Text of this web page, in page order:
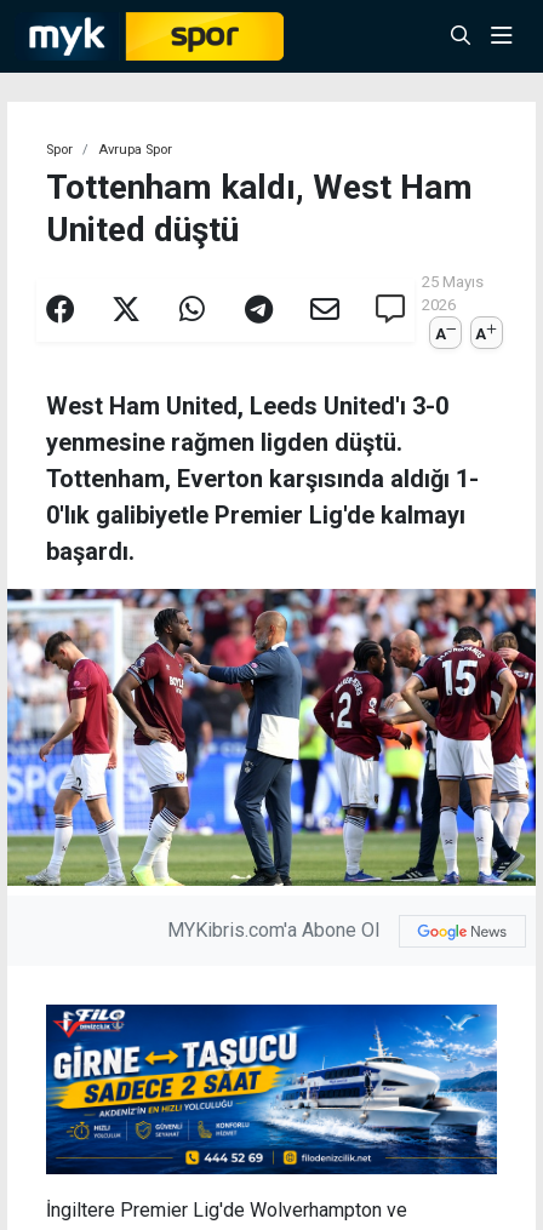
Spor Avrupa Spor
Tottenham kaldı, West Ham
United düştü
25 Mayıs
2026
A
A
West Ham United, Leeds United'ı 3-0
yenmesine rağmen ligden düştü.
Tottenham, Everton karşısında aldığı 1-
0'lık galibiyetle Premier Lig'de kalmayı
başardı.
MYKibris.com'a Abone Ol
İngiltere Premier Lig'de Wolverhampton ve